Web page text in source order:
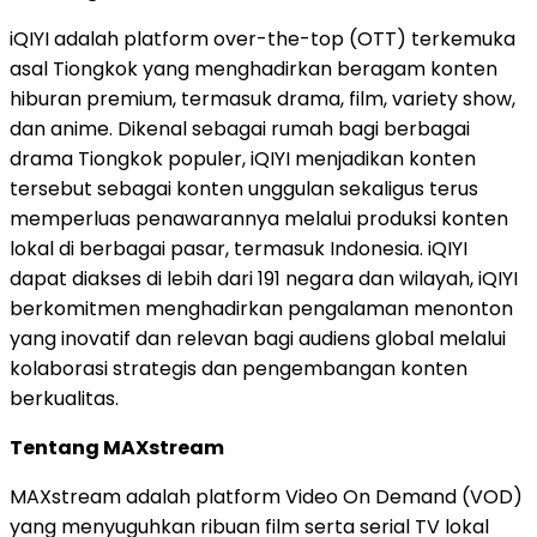
iQIYI adalah platform over-the-top (OTT) terkemuka
asal Tiongkok yang menghadirkan beragam konten
hiburan premium, termasuk drama, film, variety show,
dan anime. Dikenal sebagai rumah bagi berbagai
drama Tiongkok populer, iQIYI menjadikan konten
tersebut sebagai konten unggulan sekaligus terus
memperluas penawarannya melalui produksi konten
lokal di berbagai pasar, termasuk Indonesia. iQIYI
dapat diakses di lebih dari 191 negara dan wilayah, iQIYI
berkomitmen menghadirkan pengalaman menonton
yang inovatif dan relevan bagi audiens global melalui
kolaborasi strategis dan pengembangan konten
berkualitas.
Tentang MAXstream
MAXstream adalah platform Video On Demand (VOD)
yang menyuguhkan ribuan film serta serial TV lokal